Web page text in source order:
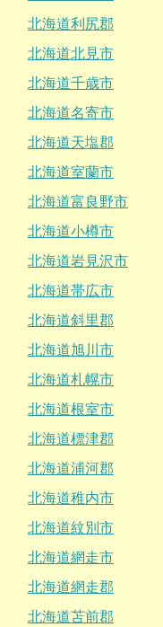
北海道利尻郡
北海道北見市
北海道千歳市
北海道名寄市
北海道天塩郡
北海道室蘭市
北海道富良野市
北海道小樽市
北海道岩見沢市
北海道帯広市
北海道斜里郡
北海道旭川市
北海道札幌市
北海道根室市
北海道標津郡
北海道浦河郡
北海道稚内市
北海道紋別市
北海道網走市
北海道網走郡
北海道苫前郡